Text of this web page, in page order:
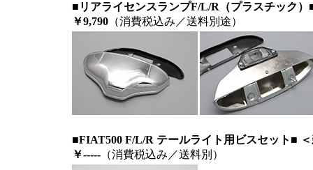
■リアライセンスランプF/L/R（プラスチック）
￥9,790（消費税込み／送料別途）
■FIAT500 F/L/R テールライト用ビスセット■
￥-----（消費税込み／送料別）